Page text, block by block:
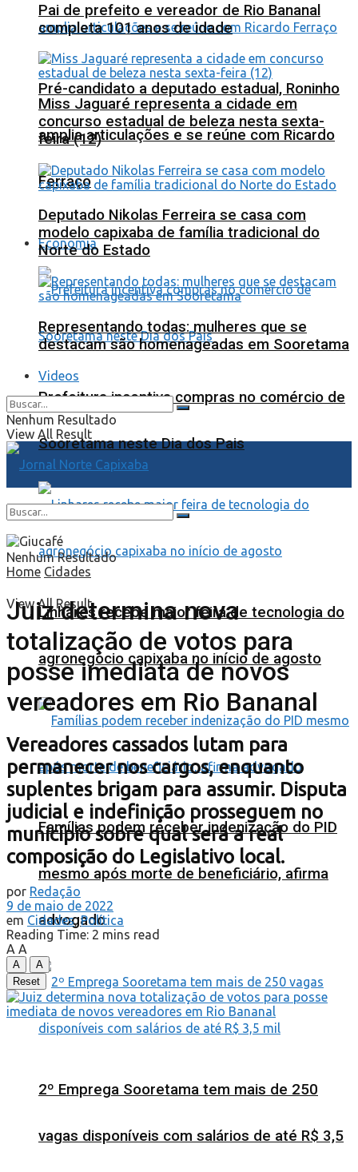
Pré-candidato a deputado estadual, Roninho
amplia articulações e se reúne com Ricardo
Ferraço
Economia
Prefeitura incentiva compras no comércio de
Sooretama neste Dia dos Pais
Linhares recebe maior feira de tecnologia do
agronegócio capixaba no início de agosto
Famílias podem receber indenização do PID
mesmo após morte de beneficiário, afirma
advogado
2º Emprega Sooretama tem mais de 250
vagas disponíveis com salários de até R$ 3,5
Pai de prefeito e vereador de Rio Bananal
completa 101 anos de idade
Miss Jaguaré representa a cidade em
concurso estadual de beleza nesta sexta-
feira (12)
Deputado Nikolas Ferreira se casa com
modelo capixaba de família tradicional do
Norte do Estado
Representando todas: mulheres que se
destacam são homenageadas em Sooretama
Videos
Nenhum Resultado
View All Result
Nenhum Resultado
View All Result
Home Cidades
Juiz determina nova
totalização de votos para
posse imediata de novos
vereadores em Rio Bananal
Vereadores cassados lutam para
permanecer nos cargos, enquanto
suplentes brigam para assumir. Disputa
judicial e indefinição prosseguem no
município sobre qual será a real
composição do Legislativo local.
por Redação
9 de maio de 2022
em Cidades,Política
Reading Time: 2 mins read
A A
A
A
Reset